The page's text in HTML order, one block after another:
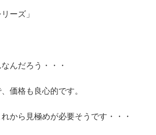
ーズ」
んだろう・・・
価格も良心的です。
から見極めが必要そうです・・・